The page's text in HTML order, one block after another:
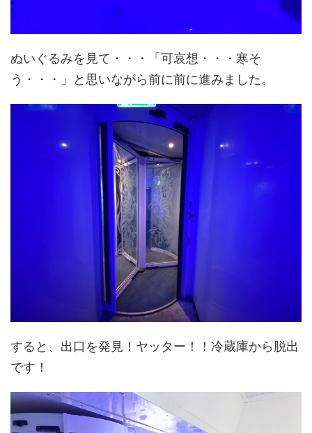
ぬいぐるみを見て・・・「可哀想・・・寒そ
う・・・」と思いながら前に前に進みました。
すると、出口を発見！ヤッター！！冷蔵庫から脱出
です！